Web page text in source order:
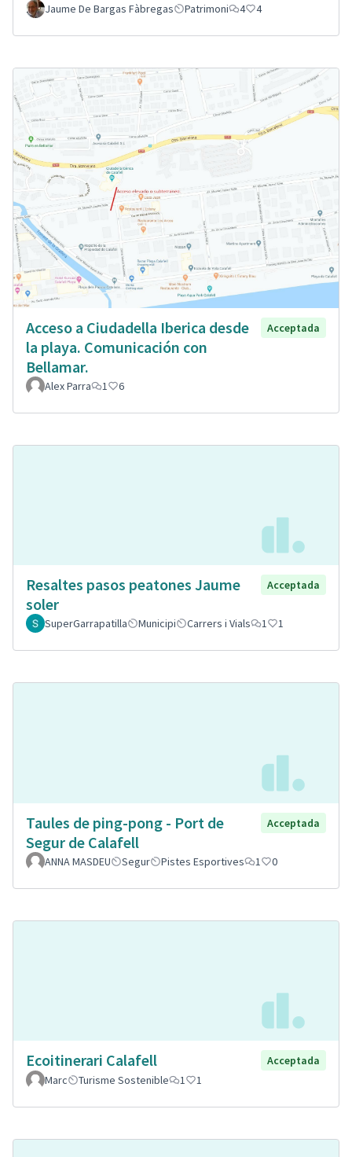
Jaume De Bargas Fàbregas
Patrimoni 4 4
Acceso a Ciudadella Iberica desde
la playa. Comunicación con
Bellamar.
Acceptada
Alex Parra 1 6
Resaltes pasos peatones Jaume
soler
Acceptada
SuperGarrapatilla Municipi Carrers i Vials 1 1
Taules de ping-pong - Port de
Segur de Calafell
Acceptada
ANNA MASDEU Segur Pistes Esportives 1 0
Ecoitinerari Calafell
Acceptada
Marc
Turisme Sostenible 1 1